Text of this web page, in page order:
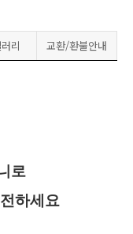
리 교환/환불안내
로
하세요